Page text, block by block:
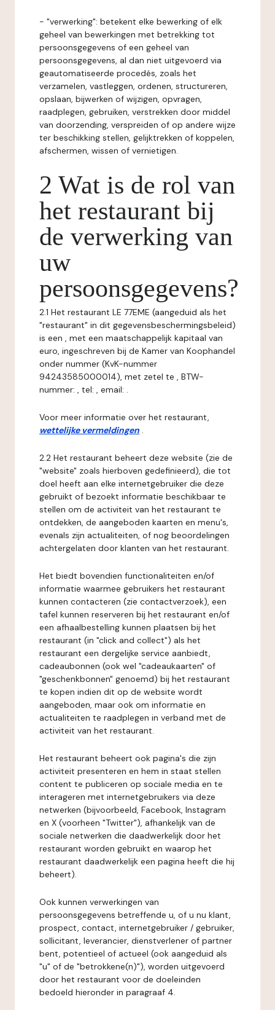
- "verwerking": betekent elke bewerking of elk
geheel van bewerkingen met betrekking tot
persoonsgegevens of een geheel van
persoonsgegevens, al dan niet uitgevoerd via
geautomatiseerde procedés, zoals het
verzamelen, vastleggen, ordenen, structureren,
opslaan, bijwerken of wijzigen, opvragen,
raadplegen, gebruiken, verstrekken door middel
van doorzending, verspreiden of op andere wijze
ter beschikking stellen, gelijktrekken of koppelen,
afschermen, wissen of vernietigen.
2 Wat is de rol van
het restaurant bij
de verwerking van
uw
persoonsgegevens?
2.1 Het restaurant LE 77EME (aangeduid als het
"restaurant" in dit gegevensbeschermingsbeleid)
is een , met een maatschappelijk kapitaal van
euro, ingeschreven bij de Kamer van Koophandel
onder nummer (KvK-nummer
94243585000014), met zetel te , BTW-
nummer: , tel: , email: .
Voor meer informatie over het restaurant,
wettelijke vermeldingen .
2.2 Het restaurant beheert deze website (zie de
"website" zoals hierboven gedefinieerd), die tot
doel heeft aan elke internetgebruiker die deze
gebruikt of bezoekt informatie beschikbaar te
stellen om de activiteit van het restaurant te
ontdekken, de aangeboden kaarten en menu's,
evenals zijn actualiteiten, of nog beoordelingen
achtergelaten door klanten van het restaurant.
Het biedt bovendien functionaliteiten en/of
informatie waarmee gebruikers het restaurant
kunnen contacteren (zie contactverzoek), een
tafel kunnen reserveren bij het restaurant en/of
een afhaalbestelling kunnen plaatsen bij het
restaurant (in "click and collect") als het
restaurant een dergelijke service aanbiedt,
cadeaubonnen (ook wel "cadeaukaarten" of
"geschenkbonnen" genoemd) bij het restaurant
te kopen indien dit op de website wordt
aangeboden, maar ook om informatie en
actualiteiten te raadplegen in verband met de
activiteit van het restaurant.
Het restaurant beheert ook pagina's die zijn
activiteit presenteren en hem in staat stellen
content te publiceren op sociale media en te
interageren met internetgebruikers via deze
netwerken (bijvoorbeeld, Facebook, Instagram
en X (voorheen "Twitter"), afhankelijk van de
sociale netwerken die daadwerkelijk door het
restaurant worden gebruikt en waarop het
restaurant daadwerkelijk een pagina heeft die hij
beheert).
Ook kunnen verwerkingen van
persoonsgegevens betreffende u, of u nu klant,
prospect, contact, internetgebruiker / gebruiker,
sollicitant, leverancier, dienstverlener of partner
bent, potentieel of actueel (ook aangeduid als
"u" of de "betrokkene(n)"), worden uitgevoerd
door het restaurant voor de doeleinden
bedoeld hieronder in paragraaf 4.